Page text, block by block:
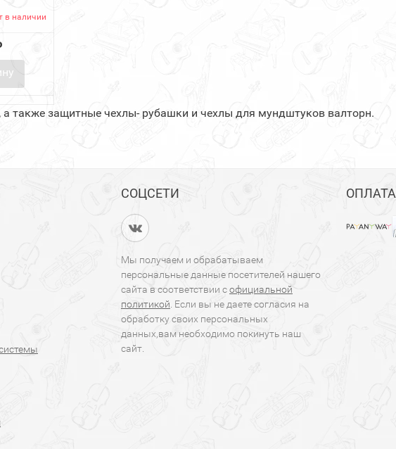
в наличии
а также защитные чехлы- рубашки и чехлы для мундштуков валторн.
СОЦСЕТИ
Мы получаем и обрабатываем
персональные данные посетителей нашего
сайта в соответствии софициальной
политикой . Если вы не даете согласия на
обработку своих персональных
данных,вам необходимо покинуть наш
сайт.
ОПЛАТА